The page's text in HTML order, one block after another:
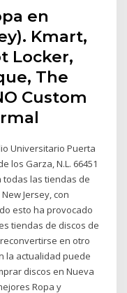
en
Kmart,
Locker,
The
Custom
Universitario Puerta
los Garza, N.L. 66451
todas las tiendas de
Jersey, con
esto ha provocado
tiendas de discos de
en otro
la actualidad puede
discos en Nueva
Ropa y